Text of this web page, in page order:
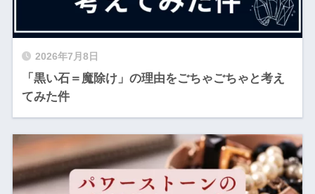
2026年7月8日
「黒い石＝魔除け」の理由をごちゃごちゃと考え
てみた件